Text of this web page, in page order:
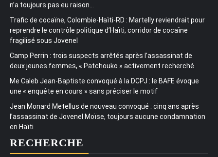
n’a toujours pas eu raison…
Trafic de cocaïne, Colombie-Haïti-RD : Martelly reviendrait pour
reprendre le contrôle politique d’Haïti, corridor de cocaïne
fragilisé sous Jovenel
Camp Perrin : trois suspects arrêtés après l’assassinat de
deux jeunes femmes, « Patchouko » activement recherché
Me Caleb Jean-Baptiste convoqué à la DCPJ : le BAFE évoque
une « enquête en cours » sans préciser le motif
Jean Monard Metellus de nouveau convoqué : cinq ans après
l’assassinat de Jovenel Moïse, toujours aucune condamnation
en Haïti
RECHERCHE